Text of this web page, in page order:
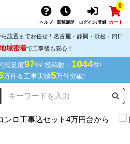
ヘルプ 閲覧履歴 ログイン/登録
0
カート
設置までお任せ！名古屋・静岡・浜松・四日
地域密着で工事後も安心！
満足度97%! 投稿数： 1044件!
万件＆工事実績5万件突破!